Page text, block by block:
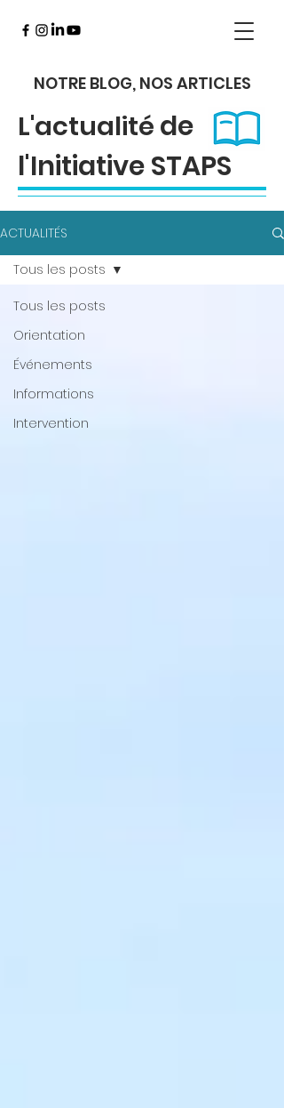
NOTRE BLOG, NOS ARTICLES
L'actualité de
l'Initiative STAPS
ACTUALITÉS
Tous les posts
Orientation
Événements
Informations
Intervention
Tous les posts